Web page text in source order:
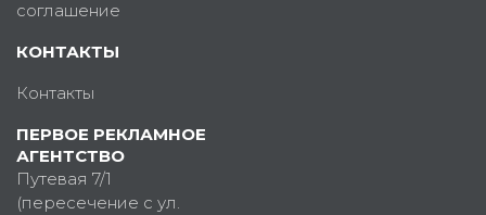
соглашение
КОНТАКТЫ
Контакты
ПЕРВОЕ РЕКЛАМНОЕ
АГЕНТСТВО
Путевая 7/1
(пересечение с ул.